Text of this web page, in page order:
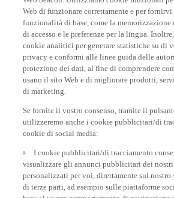
Web di funzionare correttamente e per fornirvi
funzionalità di base, come la memorizzazione
di accesso e le preferenze per la lingua.
cookie analitici per generare statistiche su di
privacy e conformi alle linee guida delle
protezione dei dati, al fine di comprendere
usano il sito Web e di migliorare prodotti,
di marketing.
utilizzeremo anche i cookie pubblicitari/di
cookie di social media:
visualizzare gli annunci pubblicitari dei nostri
personalizzati per voi, direttamente sul nostro
di terze parti, ad esempio sulle piattaforme
base al vostro comportamento di navigazione